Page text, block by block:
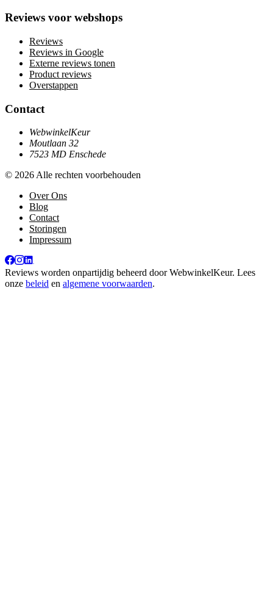
Reviews voor webshops
Reviews
Reviews in Google
Externe reviews tonen
Product reviews
Overstappen
Contact
WebwinkelKeur
Moutlaan 32
7523 MD Enschede
© 2026 Alle rechten voorbehouden
Over Ons
Blog
Contact
Storingen
Impressum
Reviews worden onpartijdig beheerd doorWebwinkelKeur. Lees
onze beleid en algemene voorwaarden.